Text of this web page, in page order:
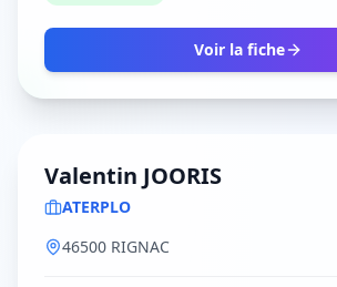
Voir la fiche
Valentin JOORIS
ATERPLO
46500 RIGNAC